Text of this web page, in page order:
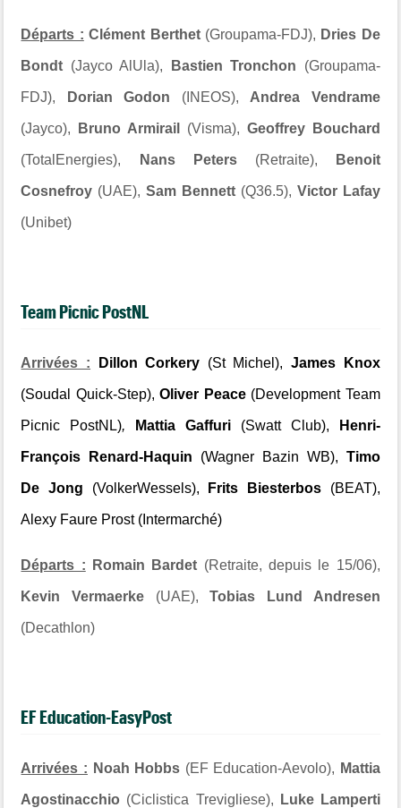
Départs : Clément Berthet(Groupama-FDJ), Dries De
Bondt (Jayco AlUla), Bastien Tronchon (Groupama-
FDJ), Dorian Godon (INEOS), Andrea Vendrame
(Jayco), Bruno Armirail (Visma), Geoffrey Bouchard
(TotalEnergies), Nans Peters(Retraite), Benoit
Cosnefroy (UAE), Sam Bennett (Q36.5), Victor Lafay
(Unibet)
Team Picnic PostNL
Arrivées : Dillon Corkery (St Michel), James Knox
(Soudal Quick-Step),Oliver Peace(Development Team
Picnic PostNL), Mattia Gaffuri (Swatt Club), Henri-
François Renard-Haquin (Wagner Bazin WB), Timo
De Jong (VolkerWessels), Frits Biesterbos(BEAT),
Alexy Faure Prost (Intermarché)
Départs : Romain Bardet (Retraite, depuis le 15/06),
Kevin Vermaerke (UAE),Tobias Lund Andresen
(Decathlon)
EF Education-EasyPost
Arrivées : Noah Hobbs (EF Education-Aevolo), Mattia
Agostinacchio (Ciclistica Trevigliese), Luke Lamperti